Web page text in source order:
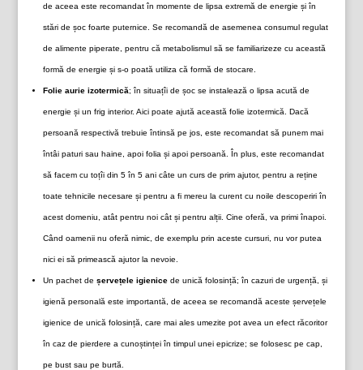
de aceea este recomandat în momente de lipsa extremă de energie și în
stări de șoc foarte puternice. Se recomandă de asemenea consumul regulat
de alimente piperate, pentru că metabolismul să se familiarizeze cu această
formă de energie și s-o poată utiliza că formă de stocare.
Folie aurie izotermică; în situațîi de șoc se instalează o lipsa acută de
energie și un frig interior. Aici poate ajută această folie izotermică. Dacă
persoană respectivă trebuie întinsă pe jos, este recomandat să punem mai
întâi paturi sau haine, apoi folia și apoi persoană. În plus, este recomandat
să facem cu toțîi din 5 în 5 ani câte un curs de prim ajutor, pentru a reține
toate tehnicile necesare și pentru a fi mereu la curent cu noile descoperiri în
acest domeniu, atât pentru noi cât și pentru alții. Cine oferă, va primi înapoi.
Când oamenii nu oferă nimic, de exemplu prin aceste cursuri, nu vor putea
nici ei să primească ajutor la nevoie.
Un pachet de șervețele igienicede unică folosință; în cazuri de urgență, și
igienă personală este importantă, de aceea se recomandă aceste șervețele
igienice de unică folosință, care mai ales umezite pot avea un efect răcoritor
în caz de pierdere a cunoștinței în timpul unei epicrize; se folosesc pe cap,
pe bust sau pe burtă.